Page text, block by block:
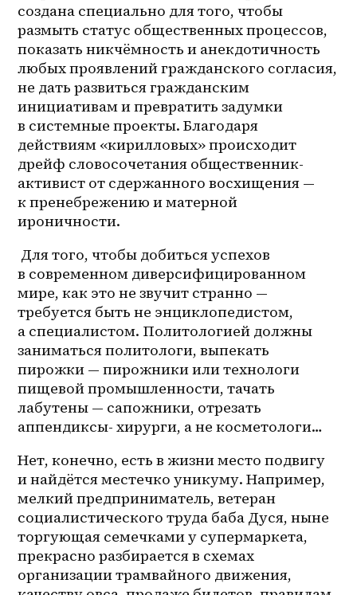
создана специально для того, чтобы
размыть статус общественных процессов,
показать никчёмность и анекдотичность
любых проявлений гражданского согласия,
не дать развиться гражданским
инициативам и превратить задумки
в системные проекты. Благодаря
действиям «кирилловых» происходит
дрейф словосочетания общественник-
активист от сдержанного восхищения —
к пренебрежению и матерной
ироничности.
в современном диверсифицированном
мире, как это не звучит странно —
требуется быть не энциклопедистом,
а специалистом. Политологией должны
заниматься политологи, выпекать
пирожки — пирожники или технологи
пищевой промышленности, тачать
лабутены — сапожники, отрезать
аппендиксы- хирурги, а не косметологи…
Нет, конечно, есть в жизни место подвигу
и найдётся местечко уникуму. Например,
мелкий предприниматель, ветеран
социалистического труда баба Дуся, ныне
торгующая семечками у супермаркета,
прекрасно разбирается в схемах
организации трамвайного движения,